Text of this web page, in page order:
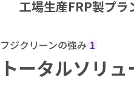
工場生産FRP製プラ
フジクリーンの強み 1
トータルソリ